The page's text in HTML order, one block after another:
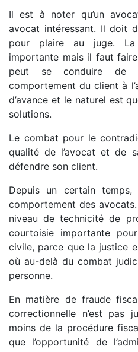
Il est à noter qu’un
avocat intéressant. Il doit
pour plaire au juge.
importante mais il faut
peut se conduire de
comportement du client à
d’avance et le naturel est
solutions.
Le combat pour le
qualité de l’avocat et de
défendre son client.
Depuis un certain
comportement des
niveau de technicité de
courtoisie importante
civile, parce que la justice
où au-delà du combat
personne.
En matière de fraude
correctionnelle n’est pas
moins de la procédure
que l’opportunité de